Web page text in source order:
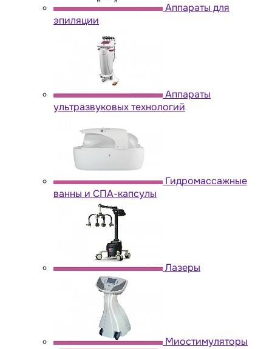
Аппараты для
эпиляции
Аппараты
ультразвуковых технологий
Гидромассажные
ванны и СПА-капсулы
Лазеры
Миостимуляторы